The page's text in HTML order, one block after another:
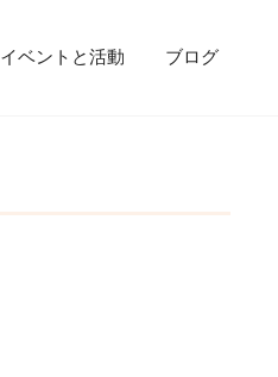
イベントと活動 ブログ